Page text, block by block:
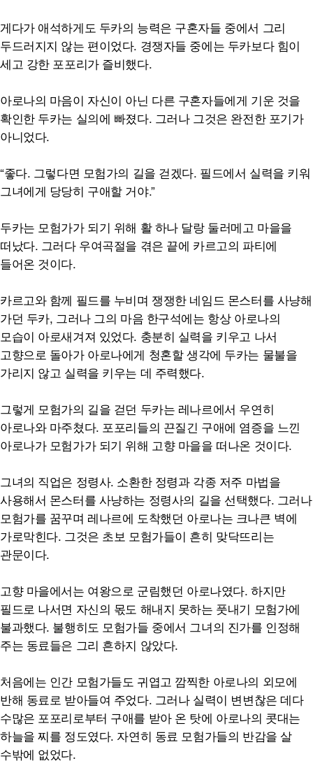
게다가 애석하게도 두카의 능력은 구혼자들 중에서 그리
두드러지지 않는 편이었다. 경쟁자들 중에는 두카보다 힘이
세고 강한 포포리가 즐비했다.
아로나의 마음이 자신이 아닌 다른 구혼자들에게 기운 것을
확인한 두카는 실의에 빠졌다. 그러나 그것은 완전한 포기가
아니었다.
“좋다. 그렇다면 모험가의 길을 걷겠다. 필드에서 실력을 키워
그녀에게 당당히 구애할 거야.”
두카는 모험가가 되기 위해 활 하나 달랑 둘러메고 마을을
떠났다. 그러다 우여곡절을 겪은 끝에 카르고의 파티에
들어온 것이다.
카르고와 함께 필드를 누비며 쟁쟁한 네임드 몬스터를 사냥해
가던 두카, 그러나 그의 마음 한구석에는 항상 아로나의
모습이 아로새겨져 있었다. 충분히 실력을 키우고 나서
고향으로 돌아가 아로나에게 청혼할 생각에 두카는 물불을
가리지 않고 실력을 키우는 데 주력했다.
그렇게 모험가의 길을 걷던 두카는 레나르에서 우연히
아로나와 마주쳤다. 포포리들의 끈질긴 구애에 염증을 느낀
아로나가 모험가가 되기 위해 고향 마을을 떠나온 것이다.
그녀의 직업은 정령사. 소환한 정령과 각종 저주 마법을
사용해서 몬스터를 사냥하는 정령사의 길을 선택했다. 그러나
모험가를 꿈꾸며 레나르에 도착했던 아로나는 크나큰 벽에
가로막힌다. 그것은 초보 모험가들이 흔히 맞닥뜨리는
관문이다.
고향 마을에서는 여왕으로 군림했던 아로나였다. 하지만
필드로 나서면 자신의 몫도 해내지 못하는 풋내기 모험가에
불과했다. 불행히도 모험가들 중에서 그녀의 진가를 인정해
주는 동료들은 그리 흔하지 않았다.
처음에는 인간 모험가들도 귀엽고 깜찍한 아로나의 외모에
반해 동료로 받아들여 주었다. 그러나 실력이 변변찮은 데다
수많은 포포리로부터 구애를 받아 온 탓에 아로나의 콧대는
하늘을 찌를 정도였다. 자연히 동료 모험가들의 반감을 살
수밖에 없었다.